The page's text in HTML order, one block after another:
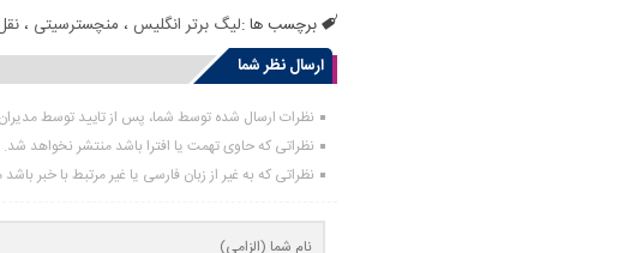
برچسب ها :لیگ برتر انگلیس ، منچسترسیتی ،
ارسال نظر شما
نظرات ارسال شده توسط شما، پس از تایید توسط
نظراتی که حاوی تهمت یا افترا باشد منتشر نخواهد شد.
نظراتی که به غیر از زبان فارسی یا غیر مرتبط با خبر